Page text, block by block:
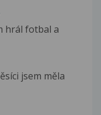
hrál fotbal a
jsem měla